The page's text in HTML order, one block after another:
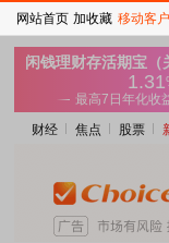
财经 焦点 股票
网站首页 加收藏 移动客